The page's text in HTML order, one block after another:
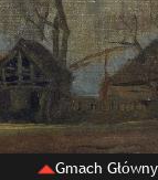
Gmach Główny